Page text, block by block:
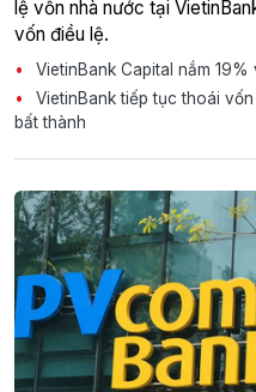
lệ vốn nhà nước tại
vốn điều lệ.
VietinBank Capital nắm
VietinBank tiếp tục thoái
bất thành